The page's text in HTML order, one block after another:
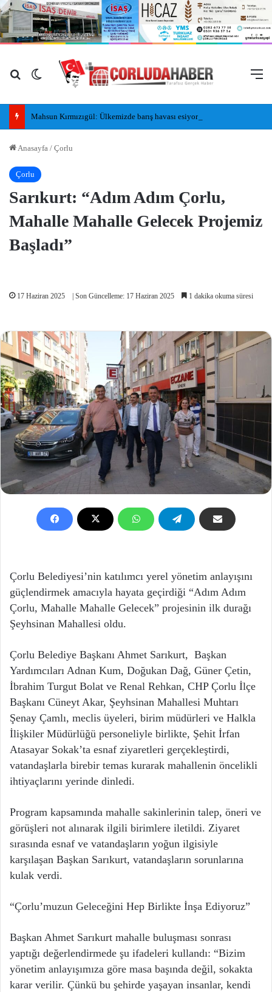
Arama yap ...
Dış görünümü değiştir
Anasayfa / Çorlu
Çorlu
Sarıkurt: “Adım Adım Çorlu,
Mahalle Mahalle Gelecek Projemiz
Başladı”
17 Haziran 2025 | Son Güncelleme: 17 Haziran 2025 1 dakika okuma süresi
Çorlu Belediyesi’nin katılımcı yerel yönetim anlayışını
güçlendirmek amacıyla hayata geçirdiği “Adım Adım
Çorlu, Mahalle Mahalle Gelecek” projesinin ilk durağı
Şeyhsinan Mahallesi oldu.
Çorlu Belediye Başkanı Ahmet Sarıkurt, Başkan
Yardımcıları Adnan Kum, Doğukan Dağ, Güner Çetin,
İbrahim Turgut Bolat ve Renal Rehkan, CHP Çorlu İlçe
Başkanı Cüneyt Akar, Şeyhsinan Mahallesi Muhtarı
Şenay Çamlı, meclis üyeleri, birim müdürleri ve Halkla
İlişkiler Müdürlüğü personeliyle birlikte, Şehit İrfan
Atasayar Sokak’ta esnaf ziyaretleri gerçekleştirdi,
vatandaşlarla birebir temas kurarak mahallenin öncelikli
ihtiyaçlarını yerinde dinledi.
Program kapsamında mahalle sakinlerinin talep, öneri ve
görüşleri not alınarak ilgili birimlere iletildi. Ziyaret
sırasında esnaf ve vatandaşların yoğun ilgisiyle
karşılaşan Başkan Sarıkurt, vatandaşların sorunlarına
kulak verdi.
“Çorlu’muzun Geleceğini Hep Birlikte İnşa Ediyoruz”
Başkan Ahmet Sarıkurt mahalle buluşması sonrası
yaptığı değerlendirmede şu ifadeleri kullandı: “Bizim
yönetim anlayışımıza göre masa başında değil, sokakta
karar verilir. Çünkü bu şehirde yaşayan insanlar, kendi